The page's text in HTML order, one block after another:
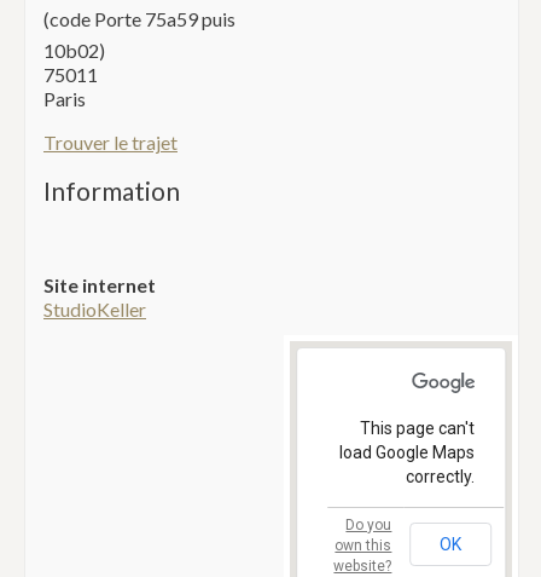
(code Porte 75a59 puis
10b02)
75011
Paris
Trouver le trajet
Information
Site internet
StudioKeller
This page can't
load Google Maps
correctly.
Do you
own this
website?
OK